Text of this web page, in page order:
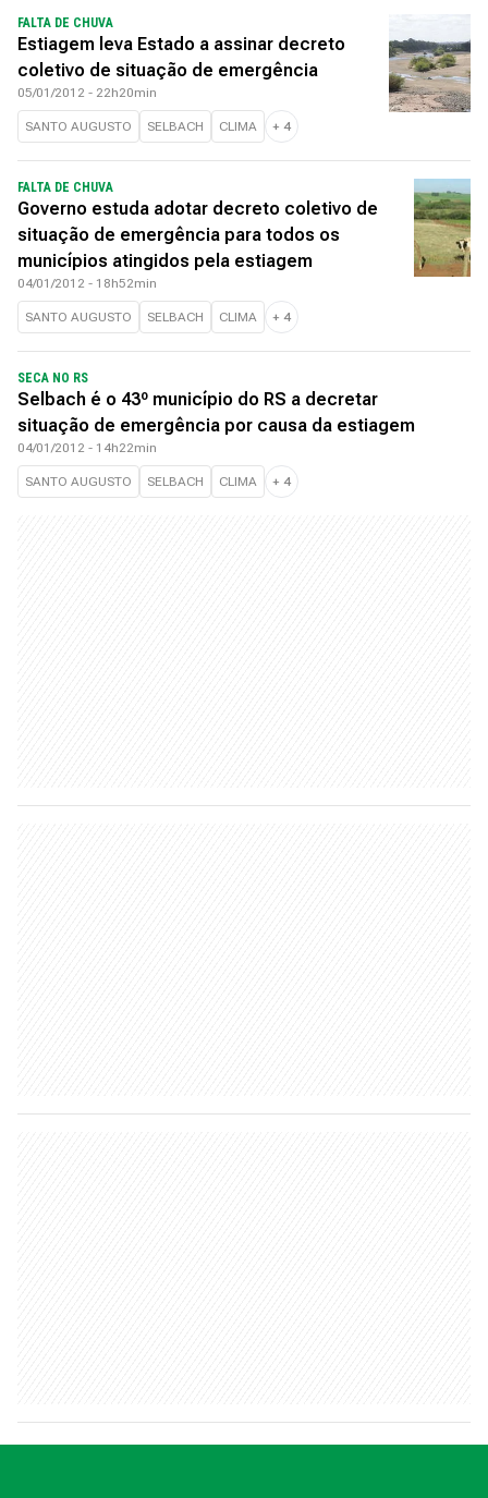
FALTA DE CHUVA
Estiagem leva Estado a assinar decreto
coletivo de situação de emergência
05/01/2012 - 22h20min
SANTO AUGUSTO SELBACH CLIMA + 4
FALTA DE CHUVA
Governo estuda adotar decreto coletivo de
situação de emergência para todos os
municípios atingidos pela estiagem
04/01/2012 - 18h52min
SANTO AUGUSTO SELBACH CLIMA + 4
SECA NO RS
Selbach é o 43º município do RS a decretar
situação de emergência por causa da estiagem
04/01/2012 - 14h22min
SANTO AUGUSTO SELBACH CLIMA + 4